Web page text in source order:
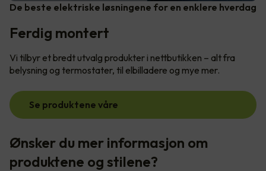
De beste elektriske løsningene for en enklere hverdag
Ferdig montert
Vi tilbyr et bredt utvalg produkter i nettbutikken – alt fra
belysning og termostater, til elbilladere og mye mer.
Se produktene våre
Ønsker du mer informasjon om
produktene og stilene?